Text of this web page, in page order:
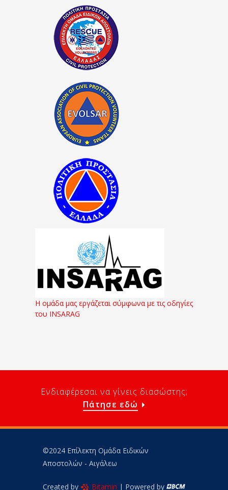
Η ομάδα μας εργάζεται σύμφωνα με τις οδηγίες
του INSARAG
Ενδιαφέρεσαι να γίνεις διασώστης;
Πάτησε εδώ
©2024 Επίλεκτη Ομάδα Ειδικών
Αποστολών - Αιγάλεω
Created by Bitamin | Powered by